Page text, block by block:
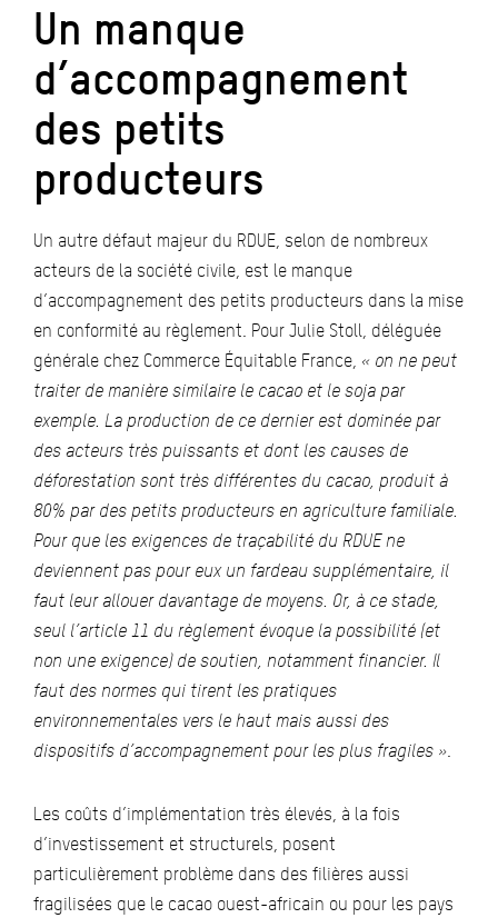
Un manque
d’accompagnement
des petits
producteurs
Un autre défaut majeur du RDUE, selon de nombreux
acteurs de la société civile, est le manque
d’accompagnement des petits producteurs dans la mise
en conformité au règlement. Pour Julie Stoll, déléguée
générale chez Commerce Équitable France, « on ne peut
traiter de manière similaire le cacao et le soja par
exemple. La production de ce dernier est dominée par
des acteurs très puissants et dont les causes de
déforestation sont très différentes du cacao, produit à
80% par des petits producteurs en agriculture familiale.
Pour que les exigences de traçabilité du RDUE ne
deviennent pas pour eux un fardeau supplémentaire, il
faut leur allouer davantage de moyens. Or, à ce stade,
seul l’article 11 du règlement évoque la possibilité (et
non une exigence) de soutien, notamment financier. Il
faut des normes qui tirent les pratiques
environnementales vers le haut mais aussi des
dispositifs d’accompagnement pour les plus fragiles ».
Les coûts d’implémentation très élevés, à la fois
d’investissement et structurels, posent
particulièrement problème dans des filières aussi
fragilisées que le cacao ouest-africain ou pour les pays